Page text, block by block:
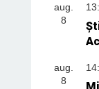
aug.
8
aug.
8